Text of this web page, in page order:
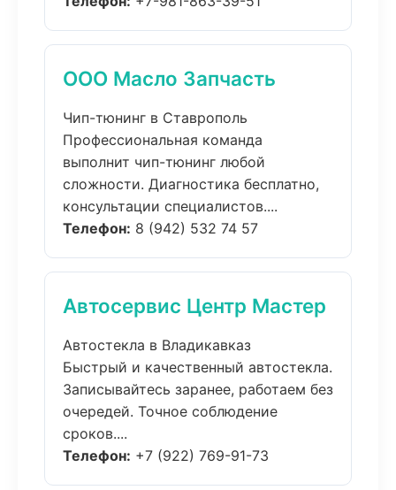
ООО Масло Запчасть
Чип-тюнинг в Ставрополь
Профессиональная команда
выполнит чип-тюнинг любой
сложности. Диагностика бесплатно,
консультации специалистов....
Телефон: 8 (942) 532 74 57
Автосервис Центр Мастер
Автостекла в Владикавказ
Быстрый и качественный автостекла.
Записывайтесь заранее, работаем без
очередей. Точное соблюдение
сроков....
Телефон: +7 (922) 769-91-73